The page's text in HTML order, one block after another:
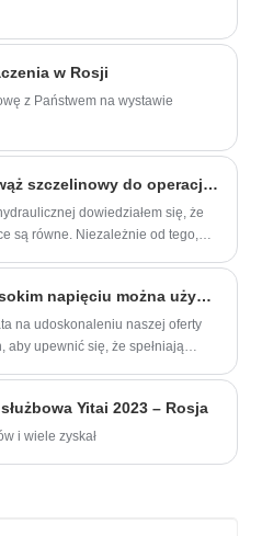
w Rosji
z Państwem na wystawie
Jak wybrać odpowiedni wąż szczelinowy do operacji ciężkich?
dowiedziałem się, że
są równe. Niezależnie od tego,
a kosztownymi przestojami.Czy do zastosowań o wysokim napięciu można użyć przełącznika rozłączania wewnętrznego
na udoskonaleniu naszej oferty
aby upewnić się, że spełniają
świadomą decyzję.
Yitai 2023 – Rosja
i wiele zyskał